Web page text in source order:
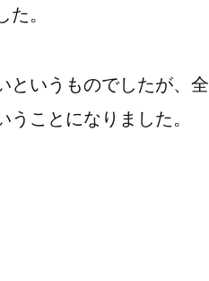
。
というものでしたが、全
ことになりました。